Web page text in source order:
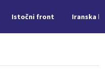
Istočni front Iranska